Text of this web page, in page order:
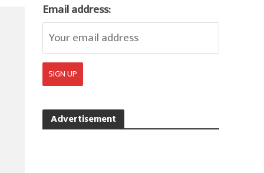
Email address:
Advertisement